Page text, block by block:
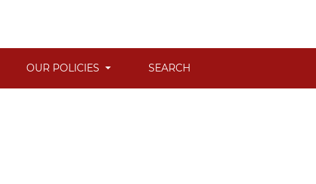
OUR POLICIES SEARCH